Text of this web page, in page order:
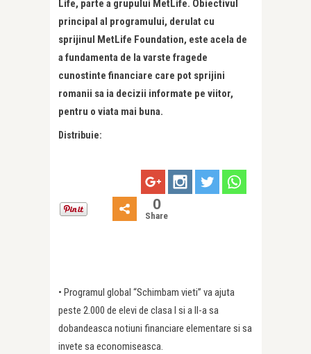
Life, parte a grupului MetLife. Obiectivul
principal al programului, derulat cu
sprijinul MetLife Foundation, este acela de
a fundamenta de la varste fragede
cunostinte financiare care pot sprijini
romanii sa ia decizii informate pe viitor,
pentru o viata mai buna.
Distribuie:
0
Share
• Programul global “Schimbam vieti” va ajuta
peste 2.000 de elevi de clasa I si a II-a sa
dobandeasca notiuni financiare elementare si sa
invete sa economiseasca.